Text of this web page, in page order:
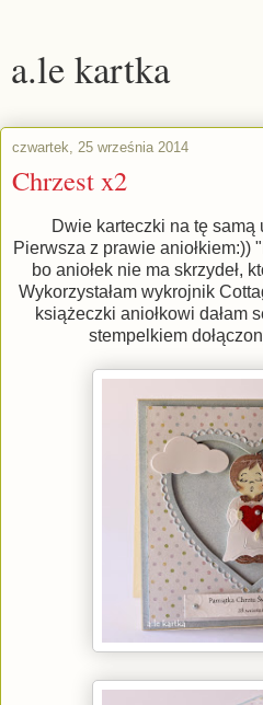
a.le kartka
czwartek, 25 września 2014
Chrzest x2
Dwie karteczki na tę samą
Pierwsza z prawie aniołkiem:))
bo aniołek nie ma skrzydeł,
Wykorzystałam wykrojnik
książeczki aniołkowi dałam
stempelkiem